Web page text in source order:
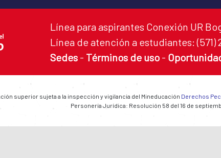
Línea para aspirantes Conexión UR
Línea de atención a estudiantes: (571)
Sedes - Términos de uso -
superior sujeta a la inspección y vigilancia del Mineducación Derechos
Personería Jurídica: Resolución 58 del 16 de